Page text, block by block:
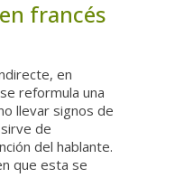
francés
en
reformula una
llevar signos de
de
del hablante.
que esta se